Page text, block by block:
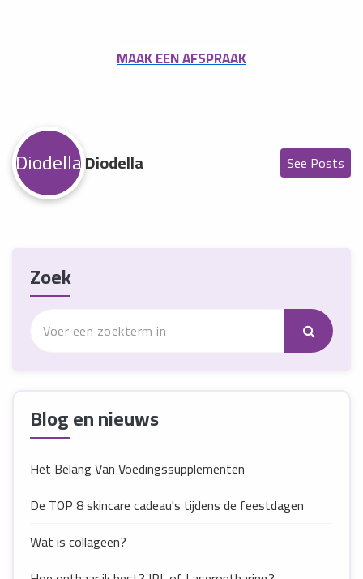
MAAK EEN AFSPRAAK
DiodellaDiodella See Posts
Zoek
Blog en nieuws
Het Belang Van Voedingssupplementen
De TOP 8 skincare cadeau's tijdens de feestdagen
Wat is collageen?